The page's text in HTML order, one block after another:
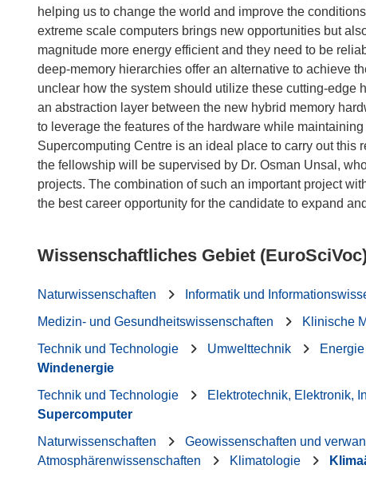
helping us to change the world and improve the
extreme scale computers brings new opportunities but
magnitude more energy efficient and they need to be
deep-memory hierarchies offer an alternative to achieve
unclear how the system should utilize these cutting-edge
an abstraction layer between the new hybrid memory
to leverage the features of the hardware while
Supercomputing Centre is an ideal place to carry out this
the fellowship will be supervised by Dr. Osman Unsal,
projects. The combination of such an important project
Wissenschaftliches Gebiet
Naturwissenschaften Informatik und
Medizin- und Gesundheitswissenschaften
Klinische
Technik und Technologie
Umwelttechnik
Windenergie
Technik und Technologie
Elektrotechnik, Elektronik,
Supercomputer
Naturwissenschaften
Geowissenschaften und
Atmosphärenwissenschaften
Klimatologie